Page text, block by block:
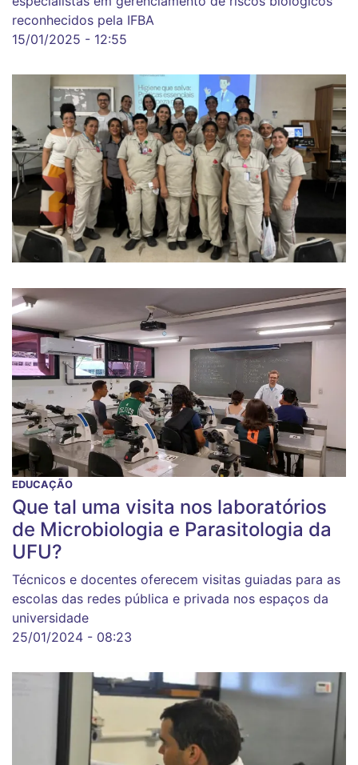
reconhecidos pela IFBA
15/01/2025 - 12:55
EDUCAÇÃO
Que tal uma visita nos laboratórios
de Microbiologia e Parasitologia da
UFU?
Técnicos e docentes oferecem visitas guiadas para as
escolas das redes pública e privada nos espaços da
universidade
25/01/2024 - 08:23